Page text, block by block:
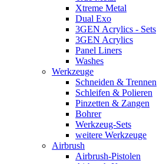
Xtreme Metal
Dual Exo
3GEN Acrylics - Sets
3GEN Acrylics
Panel Liners
Washes
Werkzeuge
Schneiden & Trennen
Schleifen & Polieren
Pinzetten & Zangen
Bohrer
Werkzeug-Sets
weitere Werkzeuge
Airbrush
Airbrush-Pistolen